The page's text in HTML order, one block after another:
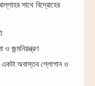
সাথে বিদ্রোহের
ও জন্মনিয়ন্ত্রণ
একটা অবাস্তব শ্লোগান ও